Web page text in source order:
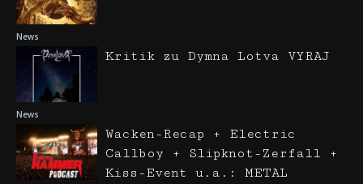
News
News
Kritik zu Dymna Lotva VYRAJ
Wacken-Recap + Electric
Callboy + Slipknot-Zerfall +
Kiss-Event u.a.: METAL